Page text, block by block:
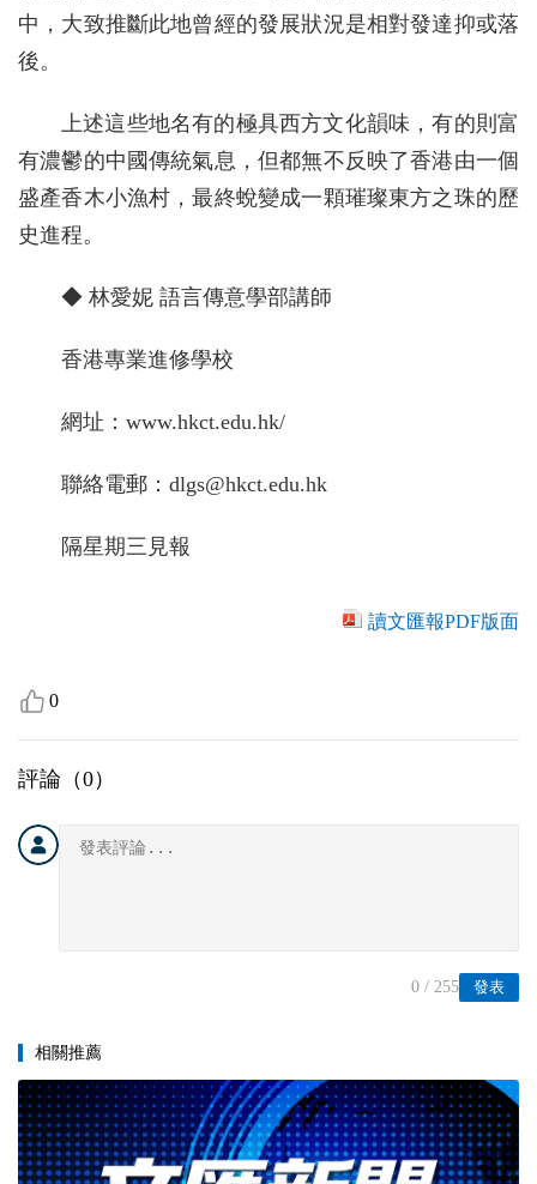
中，大致推斷此地曾經的發展狀況是相對發達抑或落
後。
上述這些地名有的極具西方文化韻味，有的則富
有濃鬱的中國傳統氣息，但都無不反映了香港由一個
盛產香木小漁村，最終蛻變成一顆璀璨東方之珠的歷
史進程。
◆ 林愛妮 語言傳意學部講師
香港專業進修學校
網址：www.hkct.edu.hk/
聯絡電郵：dlgs@hkct.edu.hk
隔星期三見報
讀文匯報PDF版面
0
評論（0）
發表
0 / 255
相關推薦